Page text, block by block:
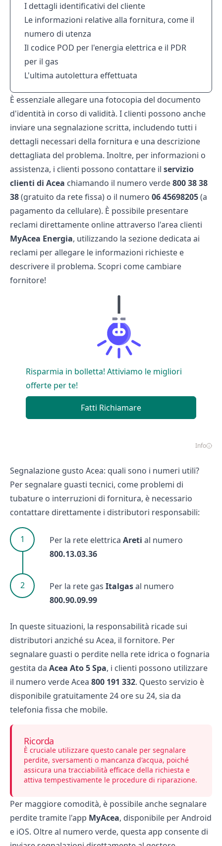
I dettagli identificativi del cliente
Le informazioni relative alla fornitura, come il
numero di utenza
Il codice POD per l'energia elettrica e il PDR
per il gas
L'ultima autolettura effettuata
È essenziale allegare una fotocopia del documento
d'identità in corso di validità. I clienti possono anche
inviare una segnalazione scritta, includendo tutti i
dettagli necessari della fornitura e una descrizione
dettagliata del problema. Inoltre, per informazioni o
assistenza, i clienti possono contattare il servizio
clienti di Acea chiamando il numero verde800 38 38
38(gratuito da rete fissa) o il numero 06 45698205(a
pagamento da cellulare). È possibile presentare
reclami direttamente online attraverso l'area clienti
MyAcea Energia, utilizzando la sezione dedicata ai
reclami per allegare le informazioni richieste e
descrivere il problema. Scopri come cambiare
fornitore!
Risparmia in bolletta! Attiviamo le migliori
offerte per te!
Fatti Richiamare
Info
Segnalazione gusto Acea: quali sono i numeri utili?
Per segnalare guasti tecnici, come problemi di
tubature o interruzioni di fornitura, è necessario
contattare direttamente i distributori responsabili:
Per la rete elettrica Areti al numero
800.13.03.36
Per la rete gas Italgasal numero
800.90.09.99
In queste situazioni, la responsabilità ricade sui
distributori anziché su Acea, il fornitore. Per
segnalare guasti o perdite nella rete idrica o fognaria
gestita da Acea Ato 5 Spa, i clienti possono utilizzare
il numero verde Acea 800 191 332. Questo servizio è
disponibile gratuitamente 24 ore su 24, sia da
telefonia fissa che mobile.
Ricorda
È cruciale utilizzare questo canale per segnalare
perdite, sversamenti o mancanza d'acqua, poiché
assicura una tracciabilità efficace della richiesta e
attiva tempestivamente le procedure di riparazione.
Per maggiore comodità, è possibile anche segnalare
perdite tramite l'app MyAcea, disponibile per Android
e iOS. Oltre al numero verde, questa app consente di